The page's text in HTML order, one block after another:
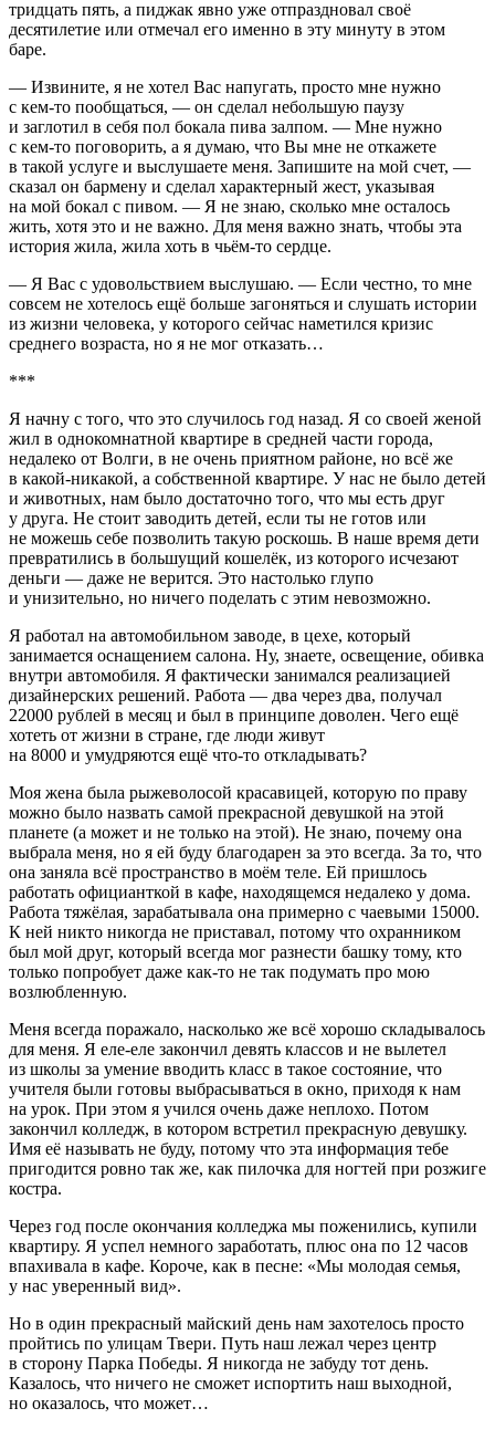
тридцать пять, а пиджак явно уже отпраздновал своё
десятилетие или отмечал его именно в эту минуту в этом
баре.
— Извините, я не хотел Вас напугать, просто мне нужно
с кем-то пообщаться, — он сделал небольшую паузу
и заглотил в себя пол бокала пива залпом. — Мне нужно
с кем-то поговорить, а я думаю, что Вы мне не откажете
в такой услуге и выслушаете меня. Запишите на мой счет, —
сказал он бармену и сделал характерный жест, указывая
на мой бокал с пивом. — Я не знаю, сколько мне осталось
жить, хотя это и не важно. Для меня важно знать, чтобы эта
история жила, жила хоть в чьём-то сердце.
— Я Вас с удовольствием выслушаю. — Если честно, то мне
совсем не хотелось ещё больше загоняться и слушать истории
из жизни человека, у которого сейчас наметился кризис
среднего возраста, но я не мог отказать…
***
Я начну с того, что это случилось год назад. Я со своей женой
жил в однокомнатной квартире в средней части города,
недалеко от Волги, в не очень приятном районе, но всё же
в какой-никакой, а собственной квартире. У нас не было детей
и животных, нам было достаточно того, что мы есть друг
у друга. Не стоит заводить детей, если ты не готов или
не можешь себе позволить такую роскошь. В наше время дети
превратились в большущий кошелёк, из которого исчезают
деньги — даже не верится. Это настолько глупо
и унизительно, но ничего поделать с этим невозможно.
Я работал на автомобильном заводе, в цехе, который
занимается оснащением салона. Ну, знаете, освещение, обивка
внутри автомобиля. Я фактически занимался реализацией
дизайнерских решений. Работа — два через два, получал
22000 рублей в месяц и был в принципе доволен. Чего ещё
хотеть от жизни в стране, где люди живут
на 8000 и умудряются ещё что-то откладывать?
Моя жена была рыжеволосой красавицей, которую по праву
можно было назвать самой прекрасной девушкой на этой
планете (а может и не только на этой). Не знаю, почему она
выбрала меня, но я ей буду благодарен за это всегда. За то, что
она заняла всё пространство в моём теле. Ей пришлось
работать официанткой в кафе, находящемся недалеко у дома.
Работа тяжёлая, зарабатывала она примерно с чаевыми 15000.
К ней никто никогда не приставал, потому что охранником
был мой друг, который всегда мог разнести башку тому, кто
только попробует даже как-то не так подумать про мою
возлюбленную.
Меня всегда поражало, насколько же всё хорошо складывалось
для меня. Я еле-еле закончил девять классов и не вылетел
из школы за умение вводить класс в такое состояние, что
учителя были готовы выбрасываться в окно, приходя к нам
на урок. При этом я учился очень даже неплохо. Потом
закончил колледж, в котором встретил прекрасную девушку.
Имя её называть не буду, потому что эта информация тебе
пригодится ровно так же, как пилочка для ногтей при розжиге
костра.
Через год после окончания колледжа мы поженились, купили
квартиру. Я успел немного заработать, плюс она по 12 часов
впахивала в кафе. Короче, как в песне: «Мы молодая семья,
у нас уверенный вид».
Но в один прекрасный майский день нам захотелось просто
пройтись по улицам Твери. Путь наш лежал через центр
в сторону Парка Победы. Я никогда не забуду тот день.
Казалось, что ничего не сможет испортить наш выходной,
но оказалось, что может…